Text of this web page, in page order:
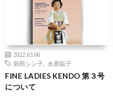
2022.03.06
前田シン子
永原聡子
FINE LADIES KENDO 第３号
について